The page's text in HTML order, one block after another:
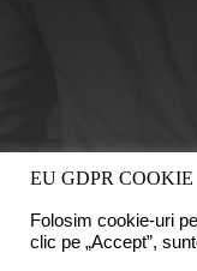
EU GDPR COOKIE
Folosim cookie-uri
clic pe „Accept”,